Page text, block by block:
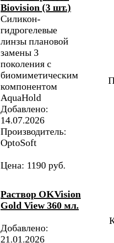
Biovision (3 шт.)
Силикон-
гидрогелевые
линзы плановой
замены 3
поколения с
биомиметическим
компонентом
AquaHold
Добавлено:
14.07.2026
Производитель:
OptoSoft
Цена: 1190 руб.
Раствор OKVision
Gold View 360 мл.
Добавлено:
21.01.2026